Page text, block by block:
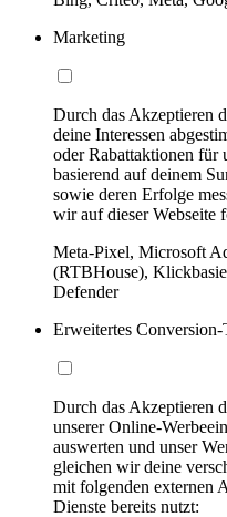
Marketing
Durch das Akzeptieren
deine Interessen
oder Rabattaktionen für
basierend auf deinem
sowie deren Erfolge
wir auf dieser Webseite
Meta-Pixel, Microsoft
(RTBHouse),
Defender
Erweitertes
Durch das Akzeptieren
unserer Online-
auswerten und unser
gleichen wir deine
mit folgenden externen
Dienste bereits nutzt: